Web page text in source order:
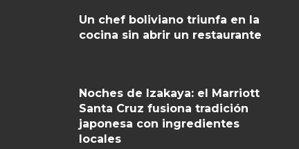
Un chef boliviano triunfa en la
cocina sin abrir un restaurante
Noches de Izakaya: el Marriott
Santa Cruz fusiona tradición
japonesa con ingredientes
locales